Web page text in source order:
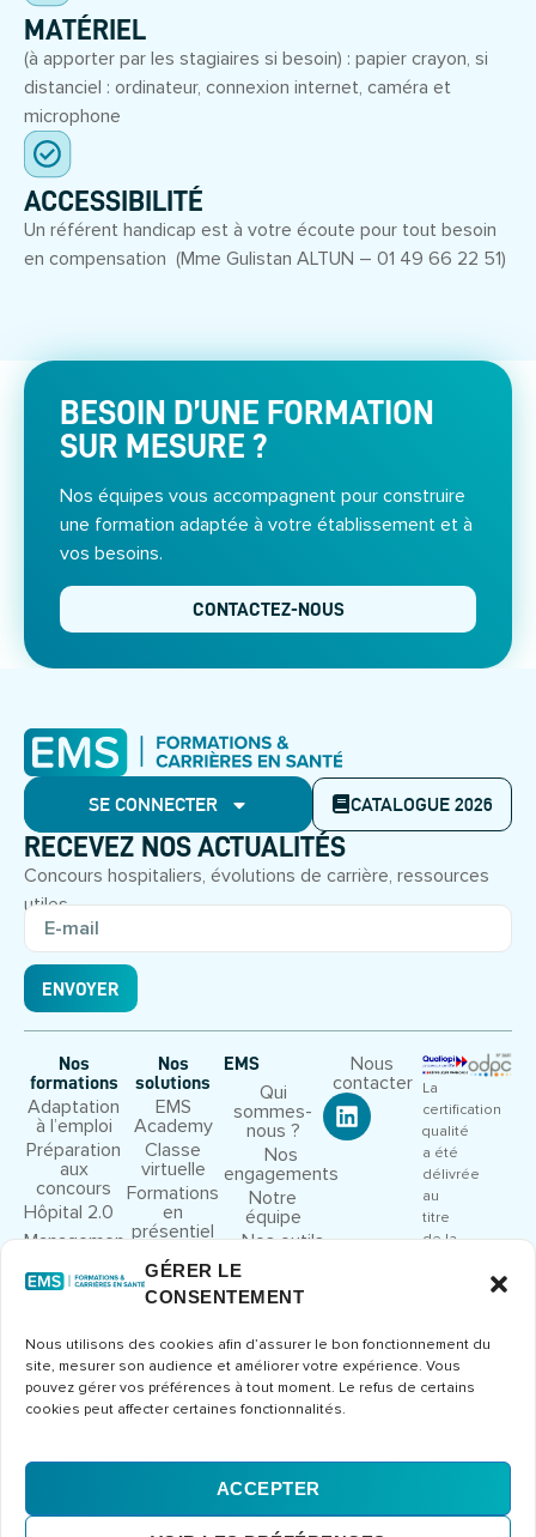
GÉRER LE
CONSENTEMENT
Nous utilisons des cookies afin d’assurer le bon fonctionnement du
site, mesurer son audience et améliorer votre expérience. Vous
pouvez gérer vos préférences à tout moment. Le refus de certains
cookies peut affecter certaines fonctionnalités.
ACCEPTER
MATÉRIEL
(à apporter par les stagiaires si besoin) : papier crayon, si
distanciel : ordinateur, connexion internet, caméra et
microphone
ACCESSIBILITÉ
Un référent handicap est à votre écoute pour tout besoin
en compensation (Mme Gulistan ALTUN – 01 49 66 22 51)
BESOIN D’UNE FORMATION
SUR MESURE ?
Nos équipes vous accompagnent pour construire
une formation adaptée à votre établissement et à
vos besoins.
CONTACTEZ-NOUS
SE CONNECTER CATALOGUE 2026
RECEVEZ NOS ACTUALITÉS
Concours hospitaliers, évolutions de carrière, ressources
utiles.
ENVOYER
Nos
formations
Adaptation
à l’emploi
Préparation
aux
concours
Hôpital 2.0
Management
Droit et
Congrès et
séminaires
Formations
métier
Nos
solutions
EMS
Academy
Classe
virtuelle
Formations
en
présentiel
EMS
Qui
sommes-
nous ?
Nos
engagements
Notre
équipe
Nos outils
pédagogiques
Nous
rejoindre
Nous
contacter
La
certification
qualité
a été
délivrée
au
titre
de la
ACTIONS
DE
FORMATION
Mentions
© 2026 Europe Management